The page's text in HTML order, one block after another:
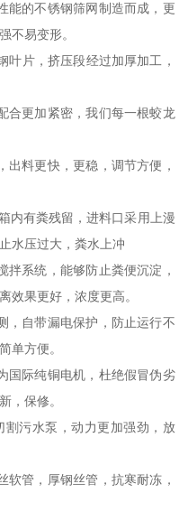
能的不锈钢筛网制造而成，更
不易变形。
叶片，挤压段经过加厚加工，
合更加紧密，我们每一根蛟龙
出料更快，更稳，调节方便，
内有粪残留，进料口采用上漫
水压过大，粪水上冲
拌系统，能够防止粪便沉淀，
效果更好，浓度更高。
，自带漏电保护，防止运行不
单方便。
国际纯铜电机，杜绝假冒伪劣
，保修。
割污水泵，动力更加强劲，放
软管，厚钢丝管，抗寒耐冻，